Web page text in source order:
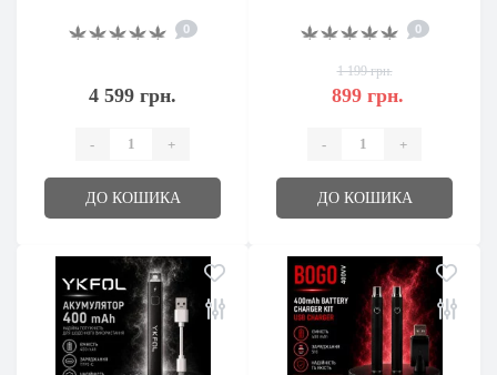
0
4 599 грн.
- +
ДО КОШИКА
0
1 199 грн.
899 грн.
- +
ДО КОШИКА